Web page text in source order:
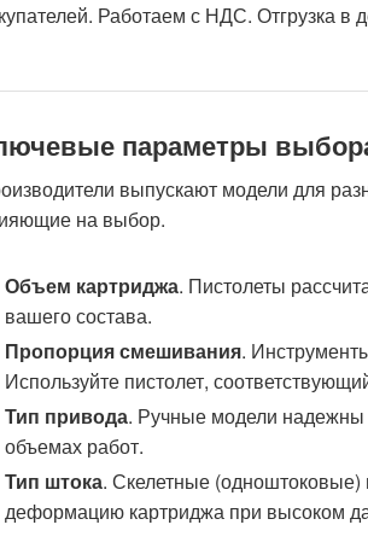
Работаем с НДС. Отгрузка в
параметры
выпускают модели для
на выбор.
Объем картриджа. Пистолеты
вашего состава.
Пропорция смешивания.
Используйте пистолет,
Тип привода. Ручные модели
объемах работ.
Тип штока. Скелетные
деформацию картриджа при высоком